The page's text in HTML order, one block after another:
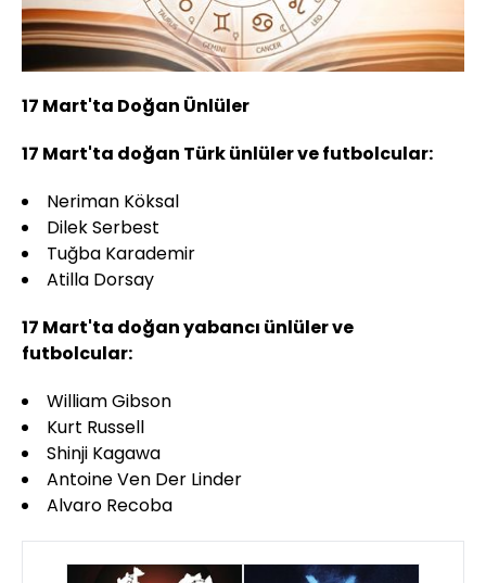
17 Mart'ta Doğan Ünlüler
17 Mart'ta doğan Türk ünlüler ve futbolcular:
Neriman Köksal
Dilek Serbest
Tuğba Karademir
Atilla Dorsay
17 Mart'ta doğan yabancı ünlüler ve
futbolcular:
William Gibson
Kurt Russell
Shinji Kagawa
Antoine Ven Der Linder
Alvaro Recoba